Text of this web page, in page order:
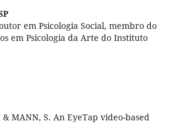
em Psicologia Social, membro do
em Psicologia da Arte do Instituto
& MANN, S. An EyeTap video-based